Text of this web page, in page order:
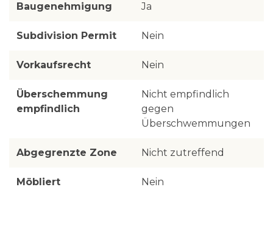
Baugenehmigung Ja
Subdivision Permit Nein
Vorkaufsrecht Nein
Überschemmung
empfindlich
Nicht empfindlich
gegen
Überschwemmungen
Abgegrenzte Zone Nicht zutreffend
Möbliert Nein